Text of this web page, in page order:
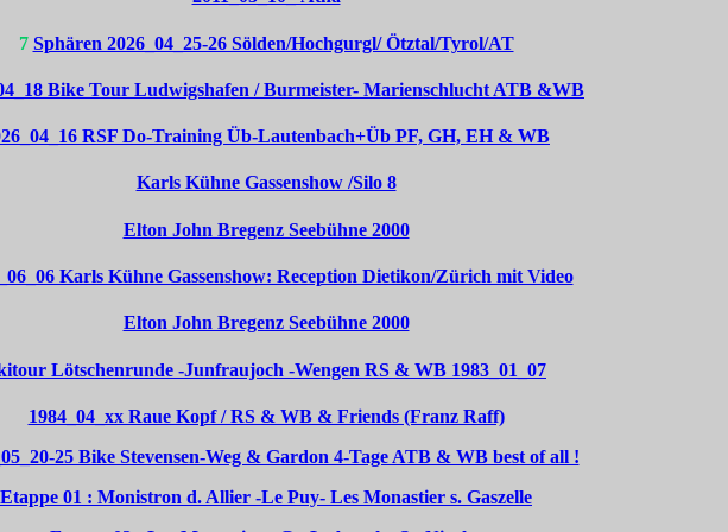
7 Sphären 2026_04_25-26 Sölden/Hochgurgl/ Ötztal/Tyrol/AT
Bike Tour Ludwigshafen / Burmeister- Marienschlucht ATB &WB
RSF Do-Training Üb-Lautenbach+Üb PF, GH, EH & WB
Karls Kühne Gassenshow /Silo 8
Elton John Bregenz Seebühne 2000
Karls Kühne Gassenshow: Reception Dietikon/Zürich mit Video
Elton John Bregenz Seebühne 2000
Lötschenrunde -Junfraujoch -Wengen RS & WB 1983_01_07
1984_04_xx Raue Kopf / RS & WB & Friends (Franz Raff)
25 Bike Stevensen-Weg & Gardon 4-Tage ATB & WB best of all !
Etappe 01 : Monistron d. Allier -Le Puy- Les Monastier s. Gaszelle